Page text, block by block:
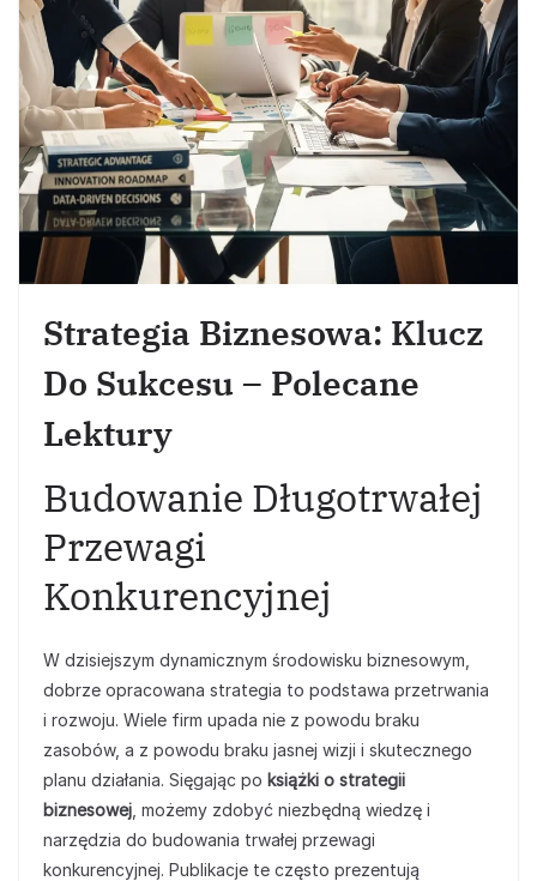
Strategia Biznesowa: Klucz
Do Sukcesu – Polecane
Lektury
Budowanie Długotrwałej
Przewagi
Konkurencyjnej
W dzisiejszym dynamicznym środowisku biznesowym,
dobrze opracowana strategia to podstawa przetrwania
i rozwoju. Wiele firm upada nie z powodu braku
zasobów, a z powodu braku jasnej wizji i skutecznego
planu działania. Sięgając po książki o strategii
biznesowej , możemy zdobyć niezbędną wiedzę i
narzędzia do budowania trwałej przewagi
konkurencyjnej. Publikacje te często prezentują